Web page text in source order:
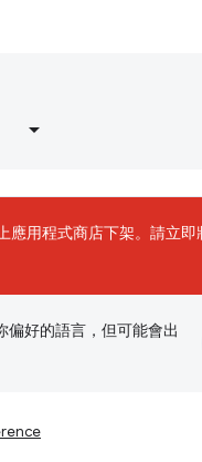
用程式商店下架。請立
偏好的語言，但可能會出